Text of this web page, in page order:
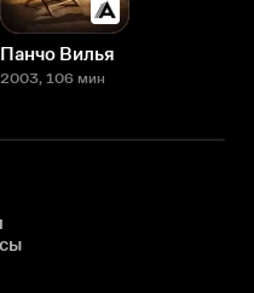
Панчо Вилья
2003, 106 мин